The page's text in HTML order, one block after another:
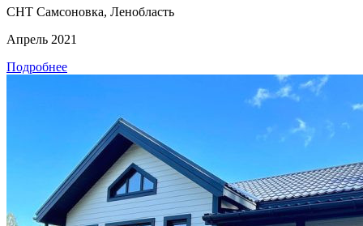
СНТ Самсоновка, Ленобласть
Апрель 2021
Подробнее